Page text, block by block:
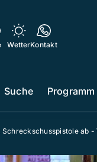
WetterKontakt
Suche Programm
Schreckschusspistole ab